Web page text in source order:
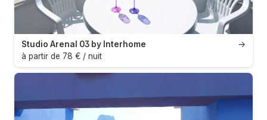
→
Studio Arenal 03 by Interhome
à partir de 78 € / nuit